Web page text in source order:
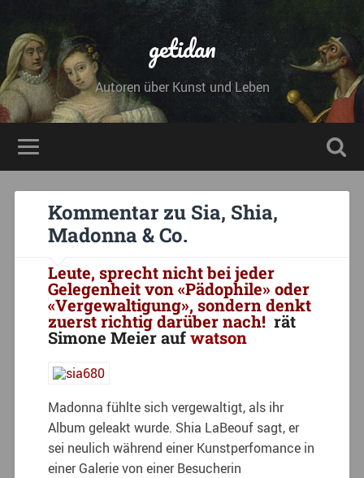
getidan
Autoren über Kunst und Leben
Kommentar zu Sia, Shia,
Madonna & Co.
Leute, sprecht nicht bei jeder
Gelegenheit von «Pädophile» oder
«Vergewaltigung», sondern denkt
zuerst richtig darüber nach!rät
Simone Meier aufwatson
Madonna fühlte sich vergewaltigt, als ihr
Album geleakt wurde. Shia LaBeouf sagt, er
sei neulich während einer Kunstperfomance in
einer Galerie von einer Besucherin